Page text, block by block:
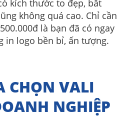
kích thước to đẹp, bắt
không quá cao. Chỉ cần
là bạn đã có ngay
in logo bền bỉ, ấn tượng.
CHỌN VALI
NGHIỆP